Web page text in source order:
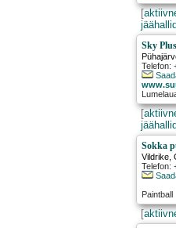
[
jäähallid
Sky
Telefon:
[
jäähallid
Sokka
Vildrike ,
Telefon:
Paintball
[